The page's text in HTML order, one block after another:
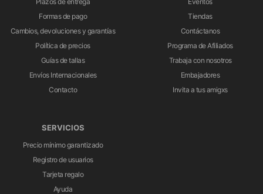
Formas de pago
Cambios, devoluciones y garantías
Política de precios
Guías de tallas
Envíos Internacionales
Contacto
Tiendas
Contáctanos
Programa de Afiliados
Trabaja con nosotros
Embajadores
Invita a tus amigxs
SERVICIOS
Precio mínimo garantizado
Registro de usuarios
Tarjeta regalo
Ayuda